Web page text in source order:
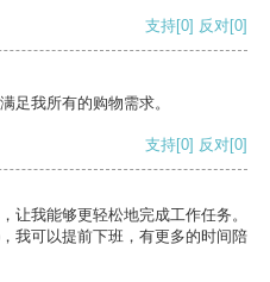
支持[0] 反对[0]
足我所有的购物需求。
支持[0] 反对[0]
让我能够更轻松地完成工作任务。
我可以提前下班，有更多的时间陪